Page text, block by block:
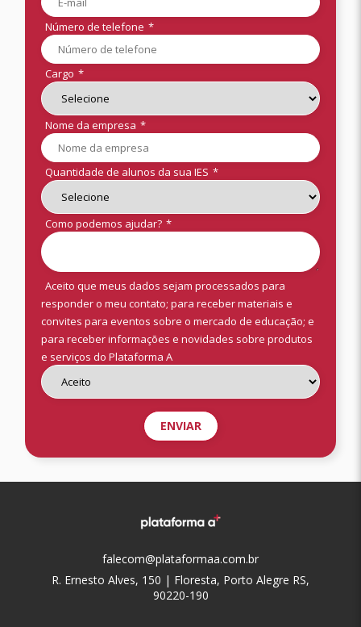
Número de telefone *
Cargo *
Nome da empresa *
Quantidade de alunos da sua IES *
Como podemos ajudar? *
Aceito que meus dados sejam processados para
responder o meu contato; para receber materiais e
convites para eventos sobre o mercado de educação; e
para receber informações e novidades sobre produtos
e serviços do Plataforma A
falecom@plataformaa.com.br
R. Ernesto Alves, 150 | Floresta, Porto Alegre RS,
90220-190